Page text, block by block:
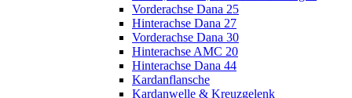
Vorderachse Dana 25
Hinterachse Dana 27
Vorderachse Dana 30
Hinterachse AMC 20
Hinterachse Dana 44
Kardanflansche
Kardanwelle & Kreuzgelenk